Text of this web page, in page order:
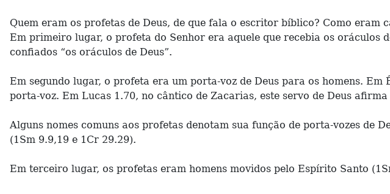
Quem eram os profetas de Deus, de que fala o escritor bíblico? Como eram
Em primeiro lugar, o profeta do Senhor era aquele que recebia os oráculos
confiados “os oráculos de Deus”.
Em segundo lugar, o profeta era um porta-voz de Deus para os homens.
porta-voz. Em Lucas 1.70, no cântico de Zacarias, este servo de Deus
Alguns nomes comuns aos profetas denotam sua função de porta-vozes de
(1Sm 9.9,19 e 1Cr 29.29).
Em terceiro lugar, os profetas eram homens movidos pelo Espírito Santo